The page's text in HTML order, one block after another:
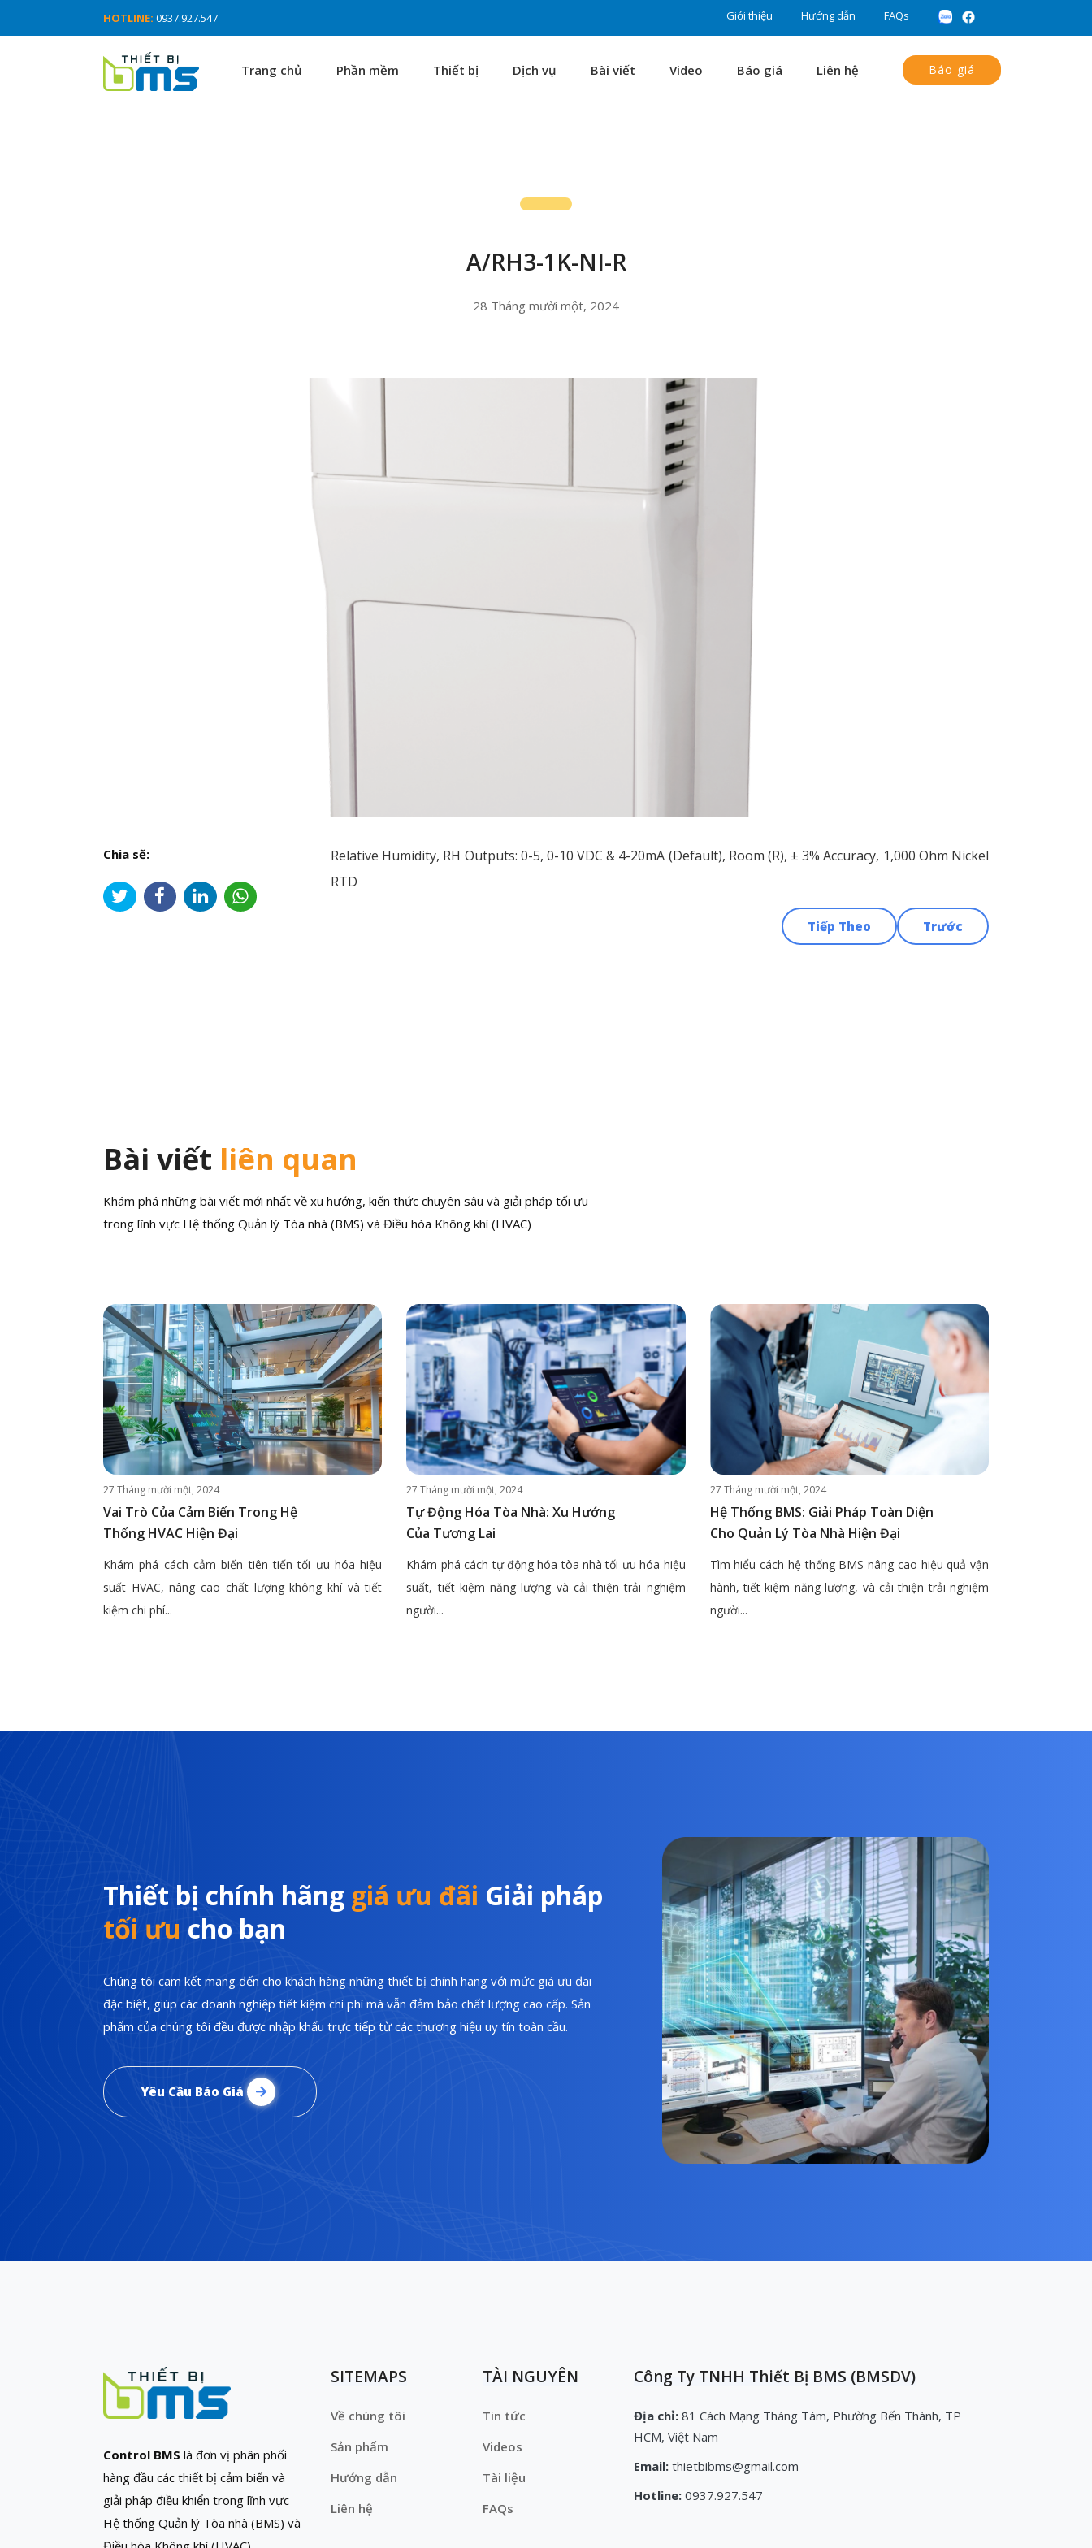
HOTLINE: 0937.927.547 Giới thiệu Hướng dẫn FAQs
Trang chủ Phần mềm Thiết bị Dịch vụ Bài viết Video Báo giá Liên hệ Báo giá
A/RH3-1K-NI-R
28 Tháng mười một, 2024
Chia sẽ:
Relative Humidity, RH Outputs: 0-5, 0-10 VDC & 4-20mA (Default), Room (R), ± 3% Accuracy, 1,000 Ohm Nickel
RTD
Trước
Tiếp Theo
Bài viết liên quan
Khám phá những bài viết mới nhất về xu hướng, kiến thức chuyên sâu và giải pháp tối ưu
trong lĩnh vực Hệ thống Quản lý Tòa nhà (BMS) và Điều hòa Không khí (HVAC)
27 Tháng mười một, 2024
Vai Trò Của Cảm Biến Trong Hệ
Thống HVAC Hiện Đại
Khám phá cách cảm biến tiên tiến tối ưu hóa hiệu
suất HVAC, nâng cao chất lượng không khí và tiết
kiệm chi phí...
27 Tháng mười một, 2024
Tự Động Hóa Tòa Nhà: Xu Hướng
Của Tương Lai
Khám phá cách tự động hóa tòa nhà tối ưu hóa hiệu
suất, tiết kiệm năng lượng và cải thiện trải nghiệm
người...
27 Tháng mười một, 2024
Hệ Thống BMS: Giải Pháp Toàn Diện
Cho Quản Lý Tòa Nhà Hiện Đại
Tìm hiểu cách hệ thống BMS nâng cao hiệu quả vận
hành, tiết kiệm năng lượng, và cải thiện trải nghiệm
người...
Thiết bị chính hãng giá ưu đãi Giải pháp
tối ưu cho bạn
Chúng tôi cam kết mang đến cho khách hàng những thiết bị chính hãng với mức giá ưu đãi
đặc biệt, giúp các doanh nghiệp tiết kiệm chi phí mà vẫn đảm bảo chất lượng cao cấp. Sản
phẩm của chúng tôi đều được nhập khẩu trực tiếp từ các thương hiệu uy tín toàn cầu.
Yêu Cầu Báo Giá
Control BMS là đơn vị phân phối
hàng đầu các thiết bị cảm biến và
giải pháp điều khiển trong lĩnh vực
Hệ thống Quản lý Tòa nhà (BMS) và
SITEMAPS
Về chúng tôi
Sản phẩm
Hướng dẫn
Liên hệ
TÀI NGUYÊN
Tin tức
Videos
Tài liệu
FAQs
Công Ty TNHH Thiết Bị BMS (BMSDV)
Địa chỉ: 81 Cách Mạng Tháng Tám, Phường Bến Thành, TP
HCM, Việt Nam
Email: thietbibms@gmail.com
Hotline: 0937.927.547